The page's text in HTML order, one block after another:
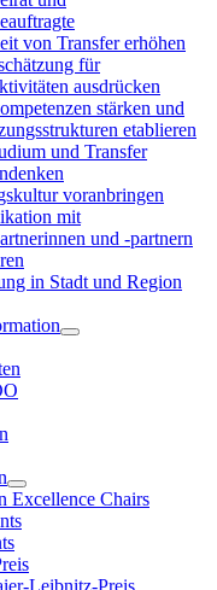
von Transfer erhöhen
für
ausdrücken
stärken und
etablieren
und Transfer
voranbringen
mit
und -partnern
in Stadt und Region
Excellence Chairs
Leibnitz-Preis